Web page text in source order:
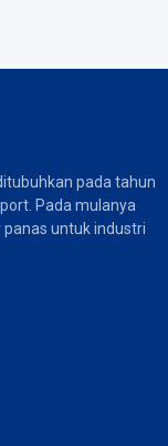
pada tahun
Pada mulanya
untuk industri